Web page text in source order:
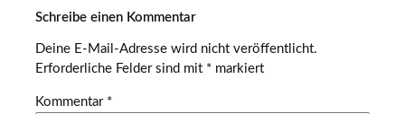
Schreibe einen Kommentar
Deine E-Mail-Adresse wird nicht veröffentlicht.
Erforderliche Felder sind mit *markiert
Kommentar *